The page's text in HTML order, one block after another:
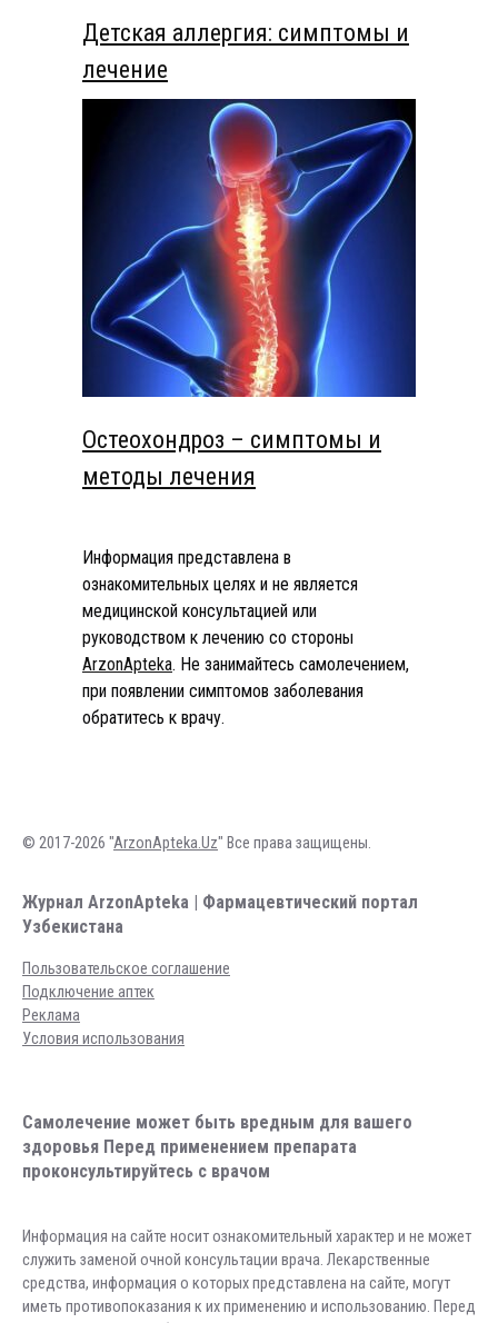
Детская аллергия: симптомы и
лечение
Остеохондроз – симптомы и
методы лечения
Информация представлена в
ознакомительных целях и не является
медицинской консультацией или
руководством к лечению со стороны
ArzonApteka. Не занимайтесь самолечением,
при появлении симптомов заболевания
обратитесь к врачу.
© 2017-2026 "ArzonApteka.Uz" Все права защищены.
Журнал ArzonApteka | Фармацевтический портал
Узбекистана
Пользовательское соглашение
Подключение аптек
Реклама
Условия использования
Самолечение может быть вредным для вашего
здоровья Перед применением препарата
проконсультируйтесь с врачом
Информация на сайте носит ознакомительный характер и не может
служить заменой очной консультации врача. Лекарственные
средства, информация о которых представлена на сайте, могут
иметь противопоказания к их применению и использованию. Перед